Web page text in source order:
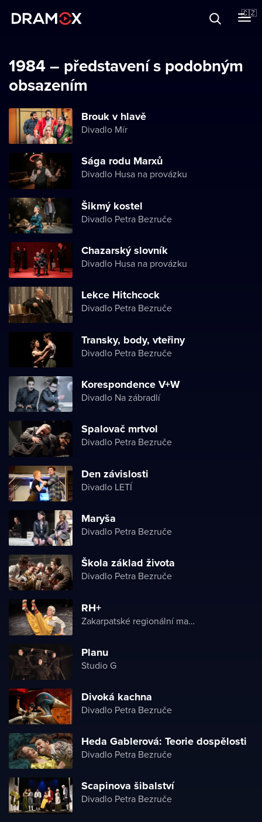
🇨🇿
Registrujte se
1984 – představení s podobným
obsazením
Brouk v hlavě
Divadlo Mír
Sága rodu Marxů
Divadlo Husa na provázku
Šikmý kostel
Divadlo Petra Bezruče
Chazarský slovník
Divadlo Husa na provázku
Lekce Hitchcock
Divadlo Petra Bezruče
Transky, body, vteřiny
Divadlo Petra Bezruče
Korespondence V+W
Divadlo Na zábradlí
Spalovač mrtvol
Divadlo Petra Bezruče
Den závislosti
Divadlo LETÍ
Maryša
Divadlo Petra Bezruče
Škola základ života
Divadlo Petra Bezruče
RH+
Zakarpatské regionální maďarské divadlo
Planu
Studio G
Divoká kachna
Divadlo Petra Bezruče
Heda Gablerová: Teorie dospělosti
Divadlo Petra Bezruče
Scapinova šibalství
Divadlo Petra Bezruče